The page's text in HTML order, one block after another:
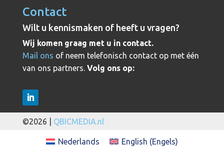
Contact
Wilt u kennismaken of heeft u vragen?
Wij komen graag met u in contact.
Mail ons of neem telefonisch contact op met één
van ons partners. Volg ons op:
©2026 | QBICMEDIA.nl
Nederlands English (Engels)